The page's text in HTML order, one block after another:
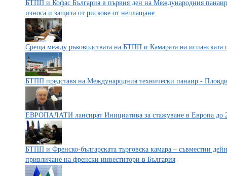
БТПП и Кофас България в първия ден на Международния
износа и защита от рискове от неплащане
Среща между ръководствата на БТПП и Камарата на испанската
БТПП представя на Международния технически панаир -
ЕВРОПАЛАТИ лансират Инициатива за стажуване в Европа до
БТПП и Френско-българската търговска камара – съвместни
привличане на френски инвеститори в България